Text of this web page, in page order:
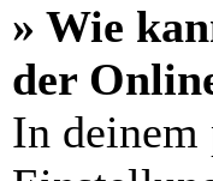
» Wie
der
In deinem